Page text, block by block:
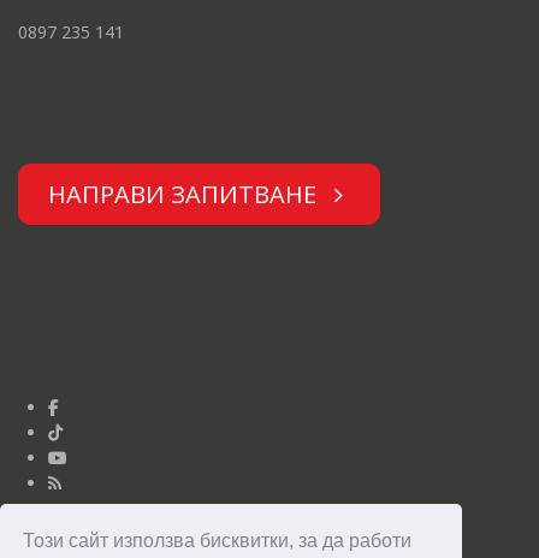
Този сайт използва бисквитки, за да работи
0897 235 141
НАПРАВИ ЗАПИТВАНЕ